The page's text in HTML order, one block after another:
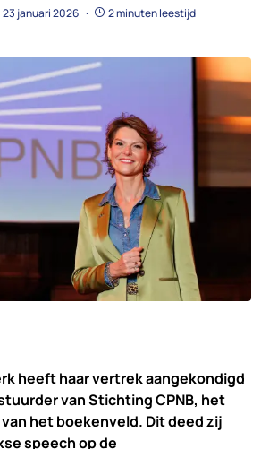
23 januari 2026 2 minuten leestijd
heeft haar vertrek aangekondigd
van Stichting CPNB, het
het boekenveld. Dit deed zij
speech op de